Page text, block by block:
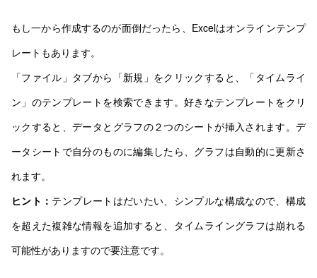
もし一から作成するのが面倒だったら、Excelはオンラインテンプ
レートもあります。
「ファイル」タブから「新規」をクリックすると、「タイムライ
ン」のテンプレートを検索できます。好きなテンプレートをクリ
ックすると、データとグラフの２つのシートが挿入されます。デ
ータシートで自分のものに編集したら、グラフは自動的に更新さ
れます。
ヒント： テンプレートはだいたい、シンプルな構成なので、構成
を超えた複雑な情報を追加すると、タイムライングラフは崩れる
可能性がありますので要注意です。